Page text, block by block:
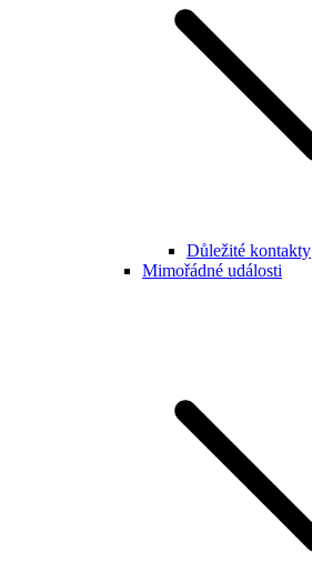
Důležité kontakty
Mimořádné události